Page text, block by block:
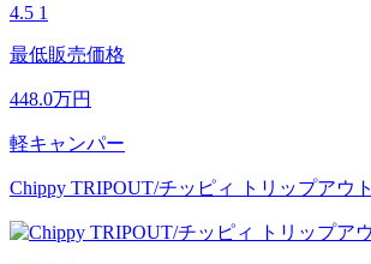
4.5 1
最低販売価格
448.0万円
軽キャンパー
Chippy TRIPOUT/チッピィ トリップアウト